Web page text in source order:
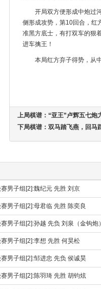
开局双方便形成中炮过
侧形成攻势，第10回合，红
准黑方底士，有打双车的狠
进车擒王！
本局红方弃子得势，从
上局棋谱： “亚王”卢辉五七炮
下局棋谱： 双马踏飞燕，回马
男子组[2]:魏纪元 先胜 刘京
男子组[2]:母君临 先胜 陈奕良
男子组[2]:孙越 先负 刘泉（金钩炮）
男子组[2]:李想 先胜 何昊松
男子组[2]:邹进忠 先负 侯诚昊
男子组[2]:陈羽琦 先胜 胡钧炫